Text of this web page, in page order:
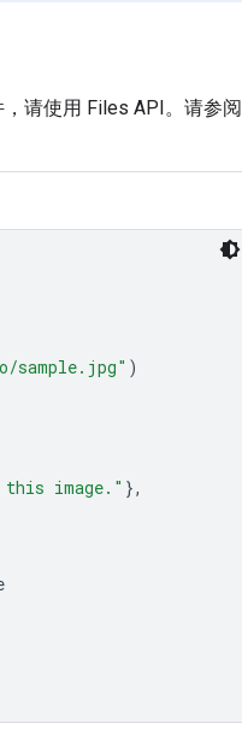
请使用 Files API。请参阅
sample.jpg" )
this image." },